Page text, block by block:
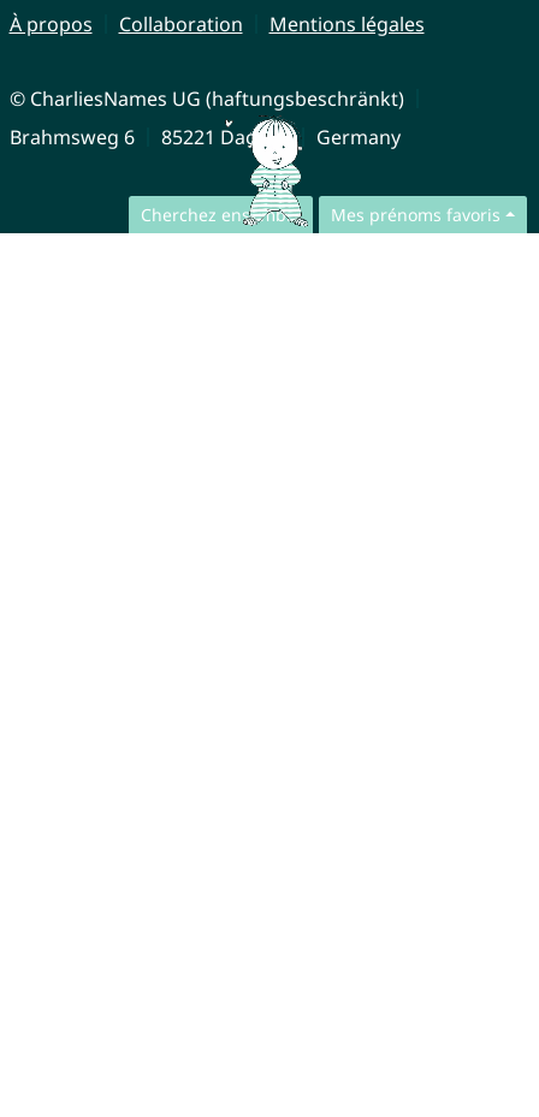
Cherchez ensemble Mes prénoms favoris
À propos
Collaboration Mentions légales
© CharliesNames UG (haftungsbeschränkt)
Brahmsweg 6
85221 Dachau Germany